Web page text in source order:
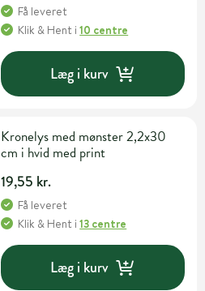
Få leveret
Klik & Hent i10 centre
Læg i kurv
Kronelys med mønster 2,2x30
cm i hvid med print
19,55 kr.
Få leveret
Klik & Hent i13 centre
Læg i kurv